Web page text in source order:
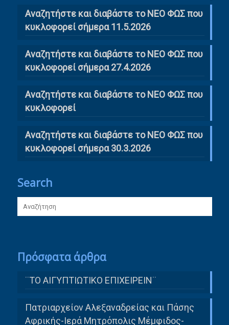
Αναζητήστε και διαβάστε το ΝΕΟ ΦΩΣ που
κυκλοφορεί σήμερα 11.5.2026
Αναζητήστε και διαβάστε το ΝΕΟ ΦΩΣ που
κυκλοφορεί σήμερα 27.4.2026
Αναζητήστε και διαβάστε το ΝΕΟ ΦΩΣ που
κυκλοφορεί
Αναζητήστε και διαβάστε το ΝΕΟ ΦΩΣ που
κυκλοφορεί σήμερα 30.3.2026
Search
Πρόσφατα άρθρα
¨ΤΟ ΑΙΓΥΠΤΙΩΤΙΚΟ ΕΠΙΧΕΙΡΕΙΝ¨
Πατριαρχείον Αλεξαναδρείας και Πάσης
Αφρικής-Ιερά Μητρόπολις Μέμφιδος-